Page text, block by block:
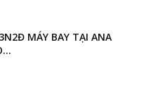
MÁY BAY TẠI ANA